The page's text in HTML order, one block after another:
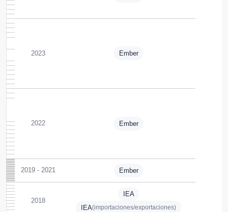
2023 Ember
2022 Ember
2019 - 2021 Ember
2018
IEA
IEA(importaciones/exportaciones)